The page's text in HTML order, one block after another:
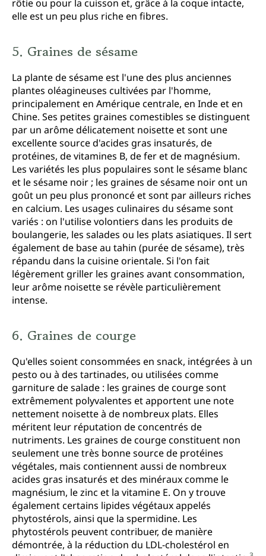
rôtie ou pour la cuisson et, grâce à la coque intacte,
elle est un peu plus riche en fibres.
5. Graines de sésame
La plante de sésame est l'une des plus anciennes
plantes oléagineuses cultivées par l'homme,
principalement en Amérique centrale, en Inde et en
Chine. Ses petites graines comestibles se distinguent
par un arôme délicatement noisette et sont une
excellente source d'acides gras insaturés, de
protéines, de vitamines B, de fer et de magnésium.
Les variétés les plus populaires sont le sésame blanc
et le sésame noir ; les graines de sésame noir ont un
goût un peu plus prononcé et sont par ailleurs riches
en calcium. Les usages culinaires du sésame sont
variés : on l'utilise volontiers dans les produits de
boulangerie, les salades ou les plats asiatiques. Il sert
également de base au tahin (purée de sésame), très
répandu dans la cuisine orientale. Si l'on fait
légèrement griller les graines avant consommation,
leur arôme noisette se révèle particulièrement
intense.
6. Graines de courge
Qu'elles soient consommées en snack, intégrées à un
pesto ou à des tartinades, ou utilisées comme
garniture de salade : les graines de courge sont
extrêmement polyvalentes et apportent une note
nettement noisette à de nombreux plats. Elles
méritent leur réputation de concentrés de
nutriments. Les graines de courge constituent non
seulement une très bonne source de protéines
végétales, mais contiennent aussi de nombreux
acides gras insaturés et des minéraux comme le
magnésium, le zinc et la vitamine E. On y trouve
également certains lipides végétaux appelés
phytostérols, ainsi que la spermidine. Les
phytostérols peuvent contribuer, de manière
démontrée, à la réduction du LDL-cholestérol en